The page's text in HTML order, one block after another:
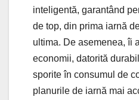
inteligentă, garantând
de top, din prima iarnă
ultima. De asemenea, îi
economii, datorită
sporite în consumul de
planurile de iarnă mai